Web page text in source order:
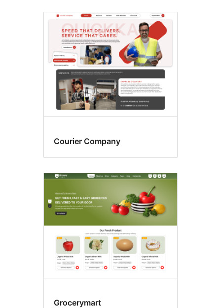
Courier Company
Grocerymart